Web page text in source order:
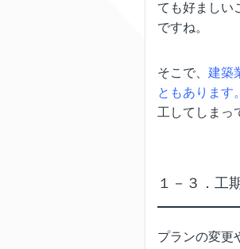
ても好ましい
ですね。
そこで、 建築
ともあります。
工してしまっ
１－３．工
プランの変更